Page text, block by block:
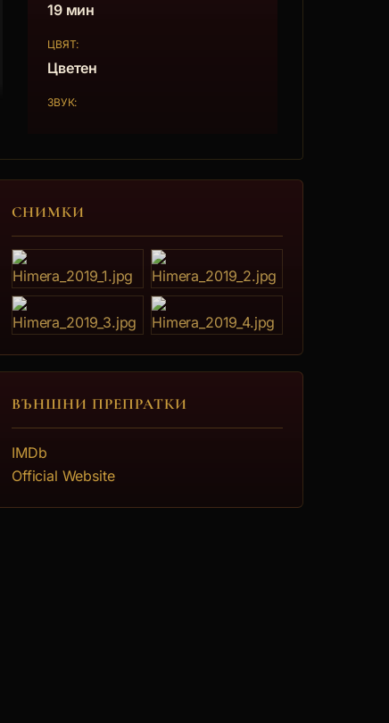
19 мин
ЦВЯТ:
Цветен
ЗВУК:
СНИМКИ
ВЪНШНИ ПРЕПРАТКИ
IMDb
Official Website